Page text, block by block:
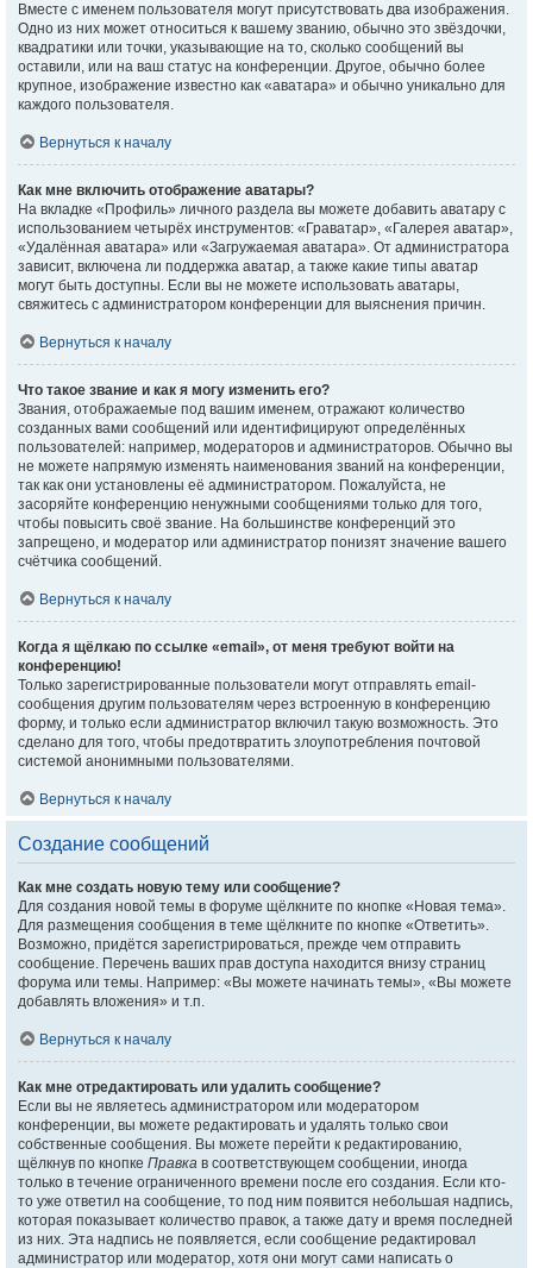
Вместе с именем пользователя могут присутствовать два изображения.
Одно из них может относиться к вашему званию, обычно это звёздочки,
квадратики или точки, указывающие на то, сколько сообщений вы
оставили, или на ваш статус на конференции. Другое, обычно более
крупное, изображение известно как «аватара» и обычно уникально для
каждого пользователя.
Вернуться к началу
Как мне включить отображение аватары?
На вкладке «Профиль» личного раздела вы можете добавить аватару с
использованием четырёх инструментов: «Граватар», «Галерея аватар»,
«Удалённая аватара» или «Загружаемая аватара». От администратора
зависит, включена ли поддержка аватар, а также какие типы аватар
могут быть доступны. Если вы не можете использовать аватары,
свяжитесь с администратором конференции для выяснения причин.
Вернуться к началу
Что такое звание и как я могу изменить его?
Звания, отображаемые под вашим именем, отражают количество
созданных вами сообщений или идентифицируют определённых
пользователей: например, модераторов и администраторов. Обычно вы
не можете напрямую изменять наименования званий на конференции,
так как они установлены её администратором. Пожалуйста, не
засоряйте конференцию ненужными сообщениями только для того,
чтобы повысить своё звание. На большинстве конференций это
запрещено, и модератор или администратор понизят значение вашего
счётчика сообщений.
Вернуться к началу
Когда я щёлкаю по ссылке «email», от меня требуют войти на
конференцию!
Только зарегистрированные пользователи могут отправлять email-
сообщения другим пользователям через встроенную в конференцию
форму, и только если администратор включил такую возможность. Это
сделано для того, чтобы предотвратить злоупотребления почтовой
системой анонимными пользователями.
Вернуться к началу
Создание сообщений
Как мне создать новую тему или сообщение?
Для создания новой темы в форуме щёлкните по кнопке «Новая тема».
Для размещения сообщения в теме щёлкните по кнопке «Ответить».
Возможно, придётся зарегистрироваться, прежде чем отправить
сообщение. Перечень ваших прав доступа находится внизу страниц
форума или темы. Например: «Вы можете начинать темы», «Вы можете
добавлять вложения» и т.п.
Вернуться к началу
Как мне отредактировать или удалить сообщение?
Если вы не являетесь администратором или модератором
конференции, вы можете редактировать и удалять только свои
собственные сообщения. Вы можете перейти к редактированию,
щёлкнув по кнопке Правка в соответствующем сообщении, иногда
только в течение ограниченного времени после его создания. Если кто-
то уже ответил на сообщение, то под ним появится небольшая надпись,
которая показывает количество правок, а также дату и время последней
из них. Эта надпись не появляется, если сообщение редактировал
администратор или модератор, хотя они могут сами написать о